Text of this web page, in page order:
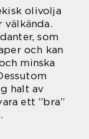
olivolja
välkända.
som
och kan
minska
halt av
ett ”bra”